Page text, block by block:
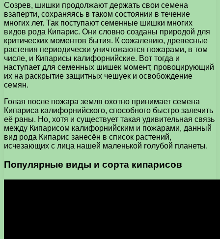
Созрев, шишки продолжают держать свои семена
взаперти, сохраняясь в таком состоянии в течение
многих лет. Так поступают семенные шишки многих
видов рода Кипарис. Они словно созданы природой для
критических моментов бытия. К сожалению, древесные
растения периодически уничтожаются пожарами, в том
числе, и Кипарисы калифорнийские. Вот тогда и
наступает для семенных шишек момент, провоцирующий
их на раскрытие защитных чешуек и освобождение
семян.
Голая после пожара земля охотно принимает семена
Кипариса калифорнийского, способного быстро залечить
её раны. Но, хотя и существует такая удивительная связь
между Кипарисом калифорнийским и пожарами, данный
вид рода Кипарис занесён в список растений,
исчезающих с лица нашей маленькой голубой планеты.
Популярные виды и сорта кипарисов